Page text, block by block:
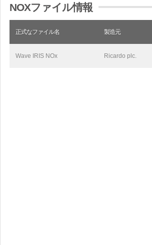
NOXファイル情報
正式なファイル名 製造元
Wave IRIS NOx Ricardo plc.